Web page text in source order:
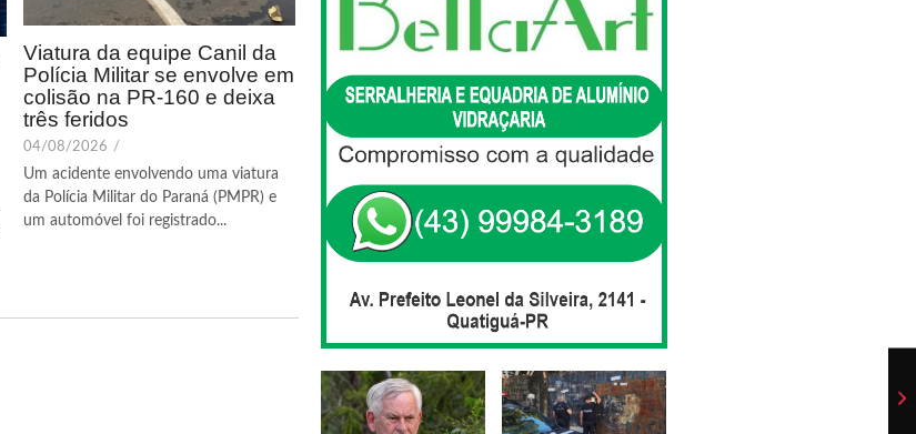
Viatura da equipe Canil da
Polícia Militar se envolve em
colisão na PR-160 e deixa
três feridos
04/08/2026 /
Um acidente envolvendo uma viatura
da Polícia Militar do Paraná (PMPR) e
um automóvel foi registrado...